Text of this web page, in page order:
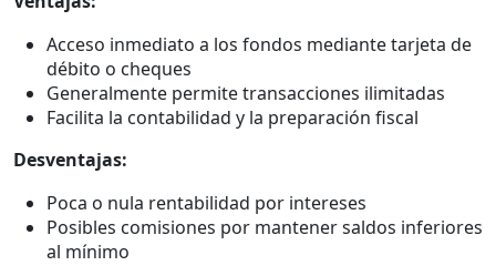
Acceso inmediato a los fondos mediante tarjeta de
débito o cheques
Generalmente permite transacciones ilimitadas
Facilita la contabilidad y la preparación fiscal
Desventajas:
Poca o nula rentabilidad por intereses
Posibles comisiones por mantener saldos inferiores
al mínimo